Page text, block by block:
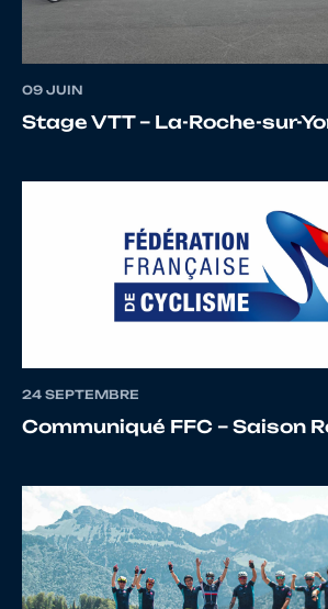
BEAU
13 10120601696
14 10068227154
09 JUIN
Stage VTT – La-Roche-sur-
24 SEPTEMBRE
Communiqué FFC – Saison